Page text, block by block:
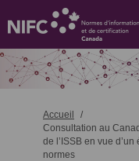
Vous êtes ici:
Accueil
Consultation au
de l’ISSB en vue
normes